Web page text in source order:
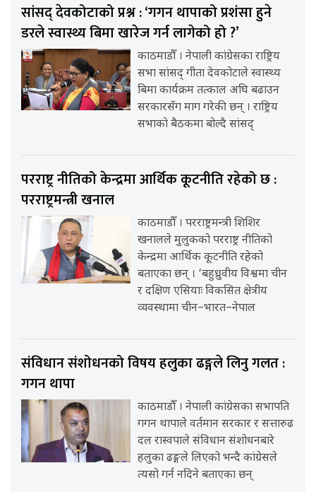
सांसद् देवकोटाको प्रश्न : ‘गगन थापाको प्रशंसा हुने
डरले स्वास्थ्य बिमा खारेज गर्न लागेको हो ?’
काठमाडौँ । नेपाली कांग्रेसका राष्ट्रिय
सभा सांसद् गीता देवकोटाले स्वास्थ्य
बिमा कार्यक्रम तत्काल अघि बढाउन
सरकारसँग माग गरेकी छन् । राष्ट्रिय
सभाको बैठकमा बोल्दै सांसद्
परराष्ट्र नीतिको केन्द्रमा आर्थिक कूटनीति रहेको छ :
परराष्ट्रमन्त्री खनाल
काठमाडौँ । परराष्ट्रमन्त्री शिशिर
खनालले मुलुकको परराष्ट्र नीतिको
केन्द्रमा आर्थिक कूटनीति रहेको
बताएका छन् । ‘बहुध्रुवीय विश्वमा चीन
र दक्षिण एसियाः विकसित क्षेत्रीय
व्यवस्थामा चीन–भारत–नेपाल
संविधान संशोधनको विषय हलुका ढङ्गले लिनु गलत :
गगन थापा
काठमाडौँ । नेपाली कांग्रेसका सभापति
गगन थापाले वर्तमान सरकार र सत्तारुढ
दल रास्वपाले संविधान संशोधनबारे
हलुका ढङ्गले लिएको भन्दै कांग्रेसले
त्यसो गर्न नदिने बताएका छन्